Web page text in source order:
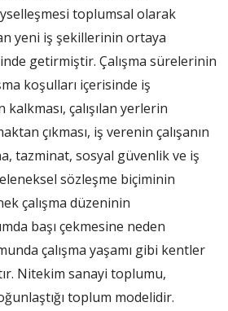
toplumsal olarak
yeni iş şekillerinin ortaya
getirmiştir. Çalışma sürelerinin
koşulları içerisinde iş
çalışılan yerlerin
çıkması, iş verenin çalışanın
tazminat, sosyal güvenlik ve iş
sözleşme biçiminin
çalışma düzeninin
başı çekmesine neden
çalışma yaşamı gibi kentler
Nitekim sanayi toplumu,
toplum modelidir.